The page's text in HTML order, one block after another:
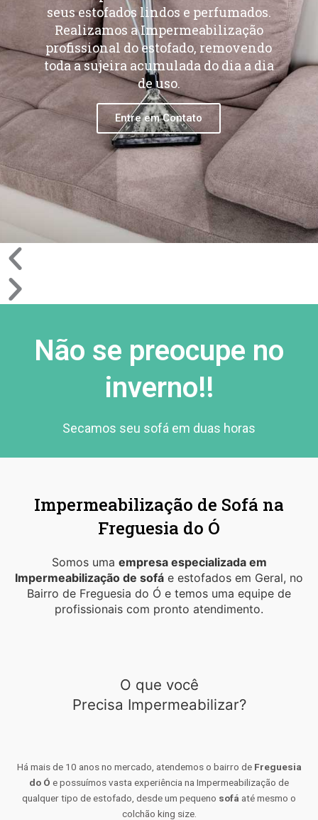
seus estofados lindos e perfumados.
Realizamos a Impermeabilização
profissional do estofado, removendo
toda a sujeira acumulada do dia a dia
de uso.
Entre em Contato
Não se preocupe no
inverno!!
Secamos seu sofá em duas horas
Impermeabilização de Sofá na
Freguesia do Ó
Somos uma empresa especializada em
Impermeabilização de sofá e estofados em Geral, no
Bairro de Freguesia do Ó e temos uma equipe de
profissionais com pronto atendimento.
O que você
Precisa Impermeabilizar?
Há mais de 10 anos no mercado, atendemos o bairro de Freguesia
do Ó e possuímos vasta experiência na Impermeabilização de
qualquer tipo de estofado, desde um pequeno sofá até mesmo o
colchão king size.